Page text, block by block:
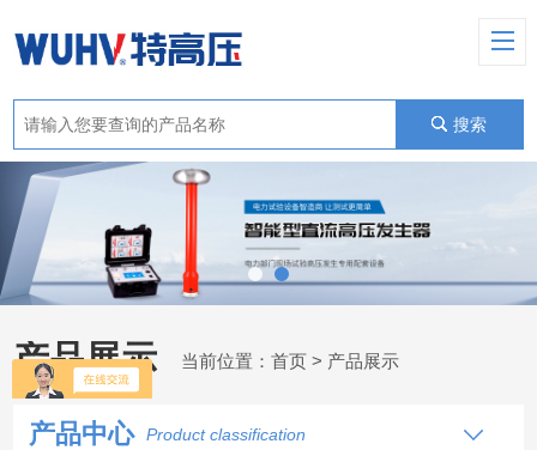
搜索
产品展示 当前位置：首页 > 产品展示
产品中心 Product classification